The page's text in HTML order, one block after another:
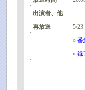
出演者、他
再放送
5/
» 番
» 録